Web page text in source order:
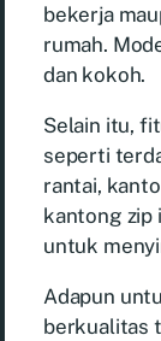
bekerja
rumah.
dan kokoh.
Selain itu,
seperti
rantai,
kantong zip
untuk
Adapun
berkualitas